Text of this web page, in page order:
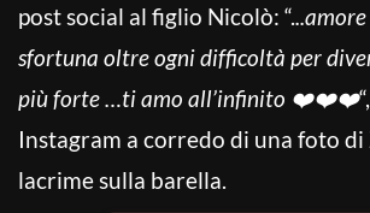
post social al figlio Nicolò: “.
sfortuna oltre ogni difficoltà per
più forte …ti amo all’infinito ❤️❤️❤️
Instagram a corredo di una foto
lacrime sulla barella.